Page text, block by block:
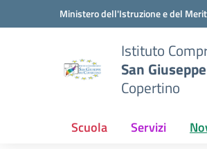
Vai ai contenuti
Vai al menu di navigazioneMinistero dell'Istruzione e del
Istituto
San
Copertino
Scuola Servizi